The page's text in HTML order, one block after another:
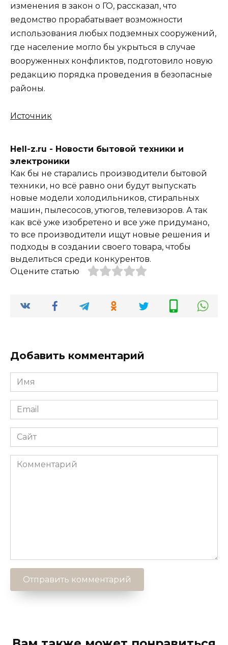
изменения в закон о ГО, рассказал, что
ведомство прорабатывает возможности
использования любых подземных сооружений,
где население могло бы укрыться в случае
вооруженных конфликтов, подготовило новую
редакцию порядка проведения в безопасные
районы.
Источник
Hell-z.ru - Новости бытовой техники и
электроники
Как бы не старались производители бытовой
техники, но всё равно они будут выпускать
новые модели холодильников, стиральных
машин, пылесосов, утюгов, телевизоров. А так
как всё уже изобретено и все уже придумано,
то все производители ищут новые решения и
подходы в создании своего товара, чтобы
выделиться среди конкурентов.
Оцените статью
Добавить комментарий
Имя
*
Email
*
Сайт
Комментарий